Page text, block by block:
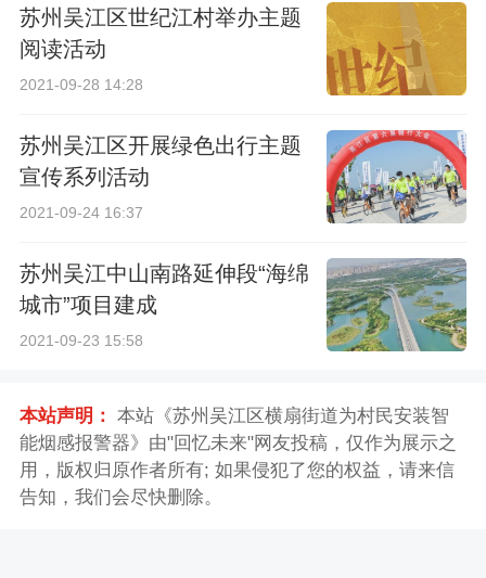
苏州吴江区世纪江村举办主题
阅读活动
2021-09-28 14:28
苏州吴江区开展绿色出行主题
宣传系列活动
2021-09-24 16:37
苏州吴江中山南路延伸段“海绵
城市”项目建成
2021-09-23 15:58
本站声明： 本站《苏州吴江区横扇街道为村民安装智
能烟感报警器》由"回忆未来"网友投稿，仅作为展示之
用，版权归原作者所有; 如果侵犯了您的权益，请来信
告知，我们会尽快删除。